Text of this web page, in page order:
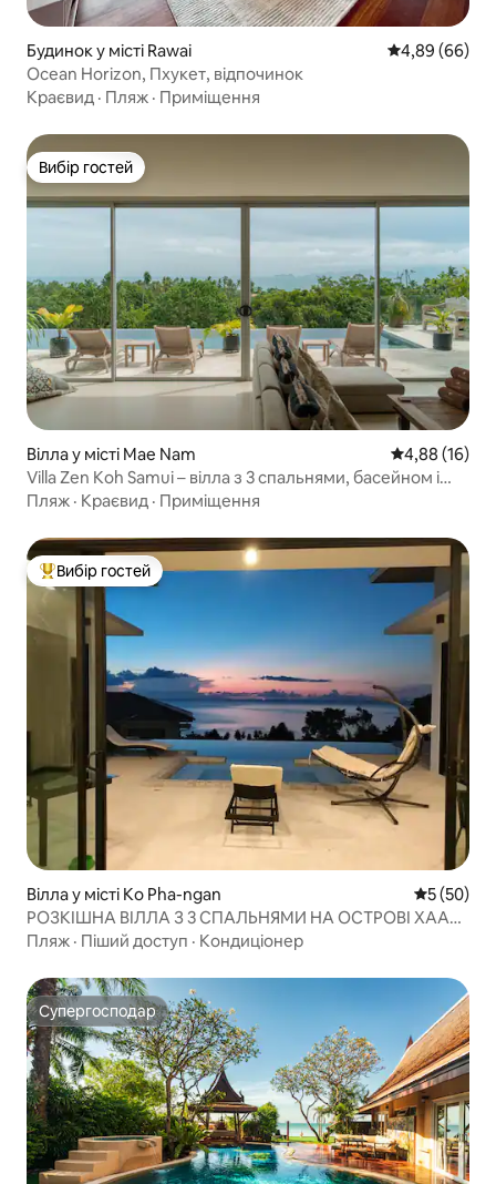
Будинок у місті Rawai Середня
4,89 (66)
Ocean Horizon, Пхукет, відпочинок
Краєвид · Пляж · Приміщення
Вибір гостей
Вибір гостей
Вілла у місті Mae Nam Середня
4,88 (16)
Villa Zen Koh Samui – вілла з 3 спальнями, басейном і
видом на море
Пляж · Краєвид · Приміщення
Топ вибір гостей
Вибір гостей
Вілла у місті Ko Pha-ngan Середня
5 (50)
РОЗКІШНА ВІЛЛА З 3 СПАЛЬНЯМИ НА ОСТРОВІ ХААД
ЯО
Пляж · Піший доступ · Кондиціонер
Супергосподар
Супергосподар